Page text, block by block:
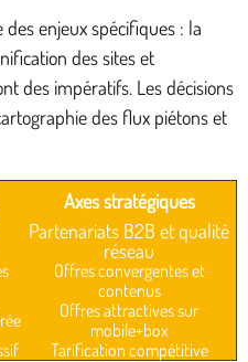
enjeux spécifiques : la
des sites et
des impératifs. Les décisions
des flux piétons et
Axes stratégiques
Partenariats B2B et qualité
réseau
Offres convergentes et
contenus
Offres attractives sur
mobile+box
Tarification compétitive